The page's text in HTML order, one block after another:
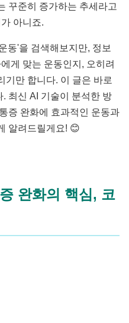
꾸준히 증가하는 추세라고
아니죠.
동'을 검색해보지만, 정보
게 맞는 운동인지, 오히려
기만 합니다. 이 글은 바로
최신 AI 기술이 분석한 방
증 완화에 효과적인 운동과
알려드릴게요! 😊
완화의 핵심, 코